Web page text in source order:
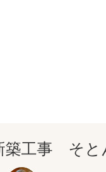
工事 そと